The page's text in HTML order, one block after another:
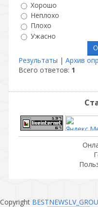
Хорошо
Неплохо
Плохо
Ужасно
Результаты | Архив
Всего ответов: 1
Copyright